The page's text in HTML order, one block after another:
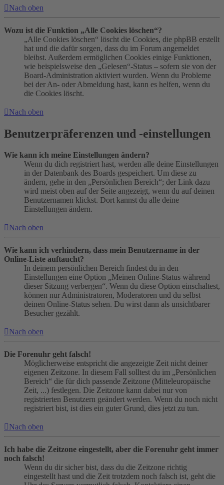
Nach oben
Wozu ist die Funktion „Alle Cookies löschen“?
„Alle Cookies löschen“ löscht die Cookies, die phpBB erstellt
hat und die dafür sorgen, dass du im Forum angemeldet
bleibst. Außerdem ermöglichen Cookies einige Funktionen,
wie beispielsweise den „Gelesen“-Status – sofern sie von der
Board-Administration aktiviert wurden. Wenn du Probleme
bei der An- oder Abmeldung hast, kann es helfen, wenn du
die Cookies löscht.
Nach oben
Benutzerpräferenzen und -einstellungen
Wie kann ich meine Einstellungen ändern?
Wenn du dich registriert hast, werden alle deine Einstellungen
in der Datenbank des Boards gespeichert. Um diese zu
ändern, gehe in den „Persönlichen Bereich“; der Link dazu
wird meist oben auf der Seite angezeigt, wenn du auf deinen
Benutzernamen klickst. Dort kannst du alle deine
Einstellungen ändern.
Nach oben
Wie kann ich verhindern, dass mein Benutzername in der
Online-Liste auftaucht?
In deinem persönlichen Bereich findest du in den
Einstellungen eine Option „Meinen Online-Status während
dieser Sitzung verbergen“. Wenn du diese Option einschaltest,
können nur Administratoren, Moderatoren und du selbst
deinen Online-Status sehen. Du wirst dann als unsichtbarer
Besucher gezählt.
Nach oben
Die Forenuhr geht falsch!
Möglicherweise entspricht die angezeigte Zeit nicht deiner
eigenen Zeitzone. In diesem Fall solltest du im „Persönlichen
Bereich“ die für dich passende Zeitzone (Mitteleuropäische
Zeit, ...) festlegen. Die Zeitzone kann dabei nur von
registrierten Benutzern geändert werden. Wenn du noch nicht
registriert bist, ist dies ein guter Grund, dies jetzt zu tun.
Nach oben
Ich habe die Zeitzone eingestellt, aber die Forenuhr geht immer
noch falsch!
Wenn du dir sicher bist, dass du die Zeitzone richtig
eingestellt hast und die Zeit trotzdem noch falsch ist, geht die